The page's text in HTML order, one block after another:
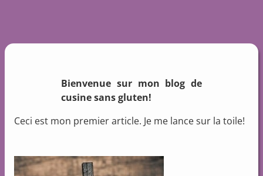
Bienvenue sur mon blog de
cusine sans gluten!
Ceci est mon premier article. Je me lance sur la toile!